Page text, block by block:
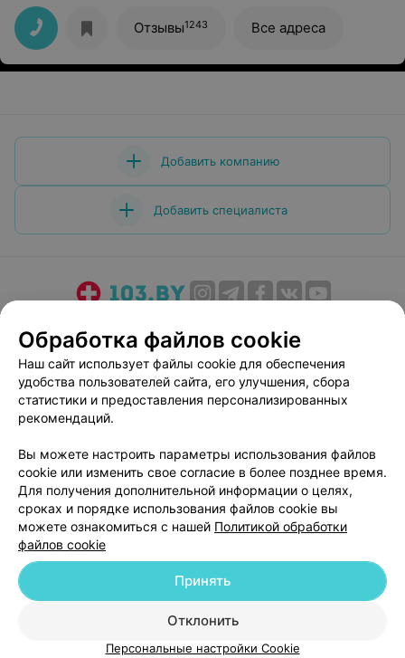
Именно этот офис
Отзывы1243 Все адреса
Добавить компанию
Добавить специалиста
Медицинский маркетинг
Публичный договор
Пользовательское соглашение
Способы оплаты
Вакансии
Партнеры
Написать руководителю 103.by
Персональные настройки cookie
Обработка персональных данных
© 2026 ООО «Артокс Лаб», УНП 191700409| 220012, Республика Беларусь,
г. Минск, улица Толбухина, 2, пом. 16 | help@103.by
Обработка файлов cookie
Наш сайт использует файлы cookie для обеспечения
удобства пользователей сайта, его улучшения, сбора
статистики и предоставления персонализированных
рекомендаций.
Вы можете настроить параметры использования файлов
cookie или изменить свое согласие в более позднее время.
Для получения дополнительной информации о целях,
сроках и порядке использования файлов cookie вы
можете ознакомиться с нашей Политикой обработки
файлов cookie
Отклонить
Принять
Персональные настройки Cookie